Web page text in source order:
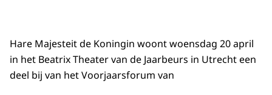
Hare Majesteit de Koningin woont woensdag 20 april
in het Beatrix Theater van de Jaarbeurs in Utrecht een
deel bij van het Voorjaarsforum van